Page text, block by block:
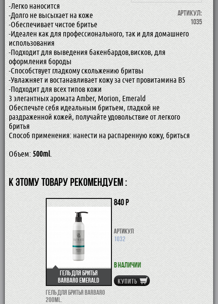
Артикул:
1035
-Легко наносится
-Долго не высыхает на коже
-Обеспечивает чистое бритье
-Идеален как для профессионального, так и для домашнего
использования
-Подходит для выведения бакенбардов,висков, для
оформления бороды
-Способствует гладкому скольжению бритвы
-Увлажняет и востанавливает кожу за счет провитамина В5
-Подходит для всех типов кожи
3 элегантных аромата Amber, Morion, Emerald
Обеспечьте себя идеальным бритьем, гладкой не
раздраженной кожей, получайте удовольствие от легкого
бритья
Способ применения: нанести на распаренную кожу, бриться
Объем:500ml.
К ЭТОМУ ТОВАРУ РЕКОМЕНДУЕМ :
Гель для бритья
Barbaro Emerald
Гель для бритья BARBARO
200ml.
840 р
Артикул
1032
В наличии
КУПИТЬ